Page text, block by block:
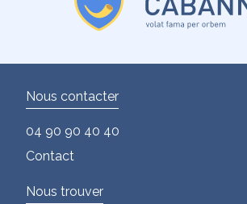
Nous contacter
04 90 90 40 40
Contact
Nous trouver